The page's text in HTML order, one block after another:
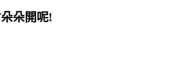
朵開呢!